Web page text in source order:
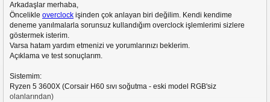
Arkadaşlar merhaba,
Öncelikle overclock işinden çok anlayan biri değilim. Kendi kendime
deneme yanılmalarla sorunsuz kullandığım overclock işlemlerimi sizlere
göstermek isterim.
Varsa hatam yardım etmenizi ve yorumlarınızı beklerim.
Açıklama ve test sonuçlarım.
Sistemim:
Ryzen 5 3600X (Corsair H60 sıvı soğutma - eski model RGB'siz
olanlarından)